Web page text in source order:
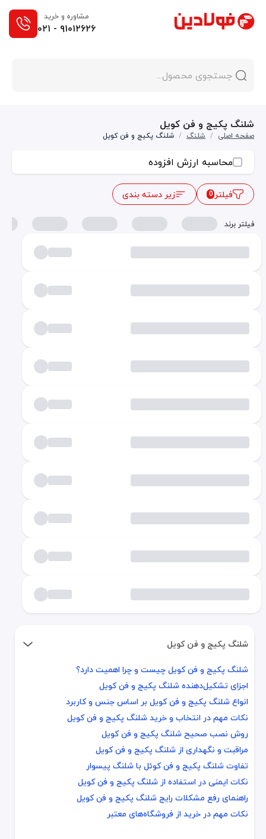
مشاوره و خرید
۰۲۱ - ۹۱۰۱۲۶۲۶
شلنگ پکیج و فن کویل
صفحه اصلی / شلنگ / شلنگ پکیج و فن کویل
محاسبه ارزش افزوده
فیلتر0 زیر دسته بندی
فیلتر برند
شلنگ پکیج و فن کویل
شلنگ پکیج و فن کویل چیست و چرا اهمیت دارد؟
اجزای تشکیل‌دهنده شلنگ پکیج و فن کویل
انواع شلنگ پکیج و فن کویل بر اساس جنس و کاربرد
نکات مهم در انتخاب و خرید شلنگ پکیج و فن کویل
روش نصب صحیح شلنگ پکیج و فن کویل
مراقبت و نگهداری از شلنگ پکیج و فن کویل
تفاوت شلنگ پکیج و فن کوئل با شلنگ پیسوار
نکات ایمنی در استفاده از شلنگ پکیج و فن کویل
راهنمای رفع مشکلات رایج شلنگ پکیج و فن کویل
نکات مهم در خرید از فروشگاه‌های معتبر
شلنگ پکیج و فن کویل چیست و چرا اهمیت دارد؟
اجزای تشکیل‌دهنده شلنگ پکیج و فن کویل
انواع شلنگ پکیج و فن کویل بر اساس جنس و کاربرد
نکات مهم در انتخاب و خرید شلنگ پکیج و فن کویل
روش نصب صحیح شلنگ پکیج و فن کویل
مراقبت و نگهداری از شلنگ پکیج و فن کویل
تفاوت شلنگ پکیج و فن کوئل با شلنگ پیسوار
نکات ایمنی در استفاده از شلنگ پکیج و فن کویل
راهنمای رفع مشکلات رایج شلنگ پکیج و فن کویل
نکات مهم در خرید از فروشگاه‌های معتبر